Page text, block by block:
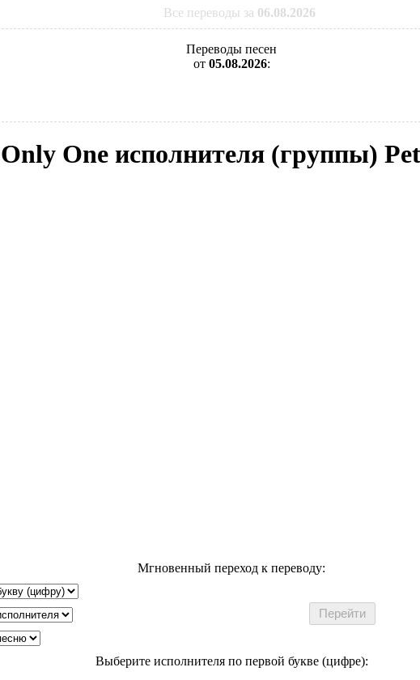
Все переводы за 06.08.2026
Переводы песен
от 05.08.2026:
One исполнителя (группы)
Мгновенный переход к переводу:
Выберите исполнителя по первой букве (цифре):